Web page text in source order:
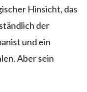
Hinsicht, das
der
und ein
Aber sein